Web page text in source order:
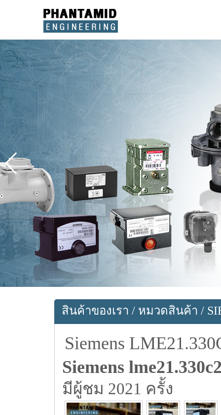
สินค้าของเรา / หมวดสินค้า /
Siemens
Siemens
มีผู้ชม 2021 ครั้ง